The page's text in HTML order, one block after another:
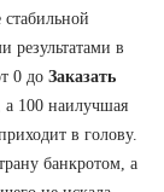
стабильной
в
0 до Заказать
а 100 наилучшая
в голову.
банкротом, а